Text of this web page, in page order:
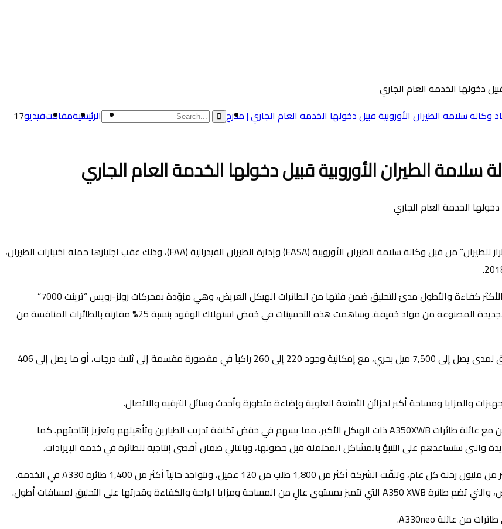
الرئيسيةمقالاتفيديو17
أعلنت شركة إيرباص عن حصول طائرتها A330-800 على شهادة “صلاحية الطراز للطيران” من قبل وكالة سلامة الطيران الأوروبية (EASA) وإدارة الطيران الفيدرالية (FAA)، وذلك عقب اجتيازها حملة اختبارات الطيران،
وتعد طائرة A330-800 من الجيل الجديد من عائلة طائرات A330neo، وتعتبر الأكثر كفاءة والأطول مدىً للتحليق ضمن فئتها من الطائرات الهيكل العريض، وهي مزوّدة بمحركات رولز-رويس “ترينت 7000”
الجديدة، وجناح جديد محسّن بتكنولوجيا ثلاثية الأبعاد، وجنيحات “شاركليتس” الجديدة المصنوعة من مواد خفيفة. وساهمت هذه التحسينات في خفض استهلاك الوقود بنسبة 25% مقارنة بالطائرات المنافسة من
ونالت الطائرة اعتماداً مبدئياً مع وزن أقصى للإقلاع يبلغ 242 طن وقدرة تحليق لمدى يصل إلى 7,500 ميل بحري، مع إمكانية وجود 220 إلى 260 راكباً في مقصورة مقسمة إلى ثلاث درجات، أو ما يصل إلى 406
من الناحية التشغيلية، تتوافق عائلة طائرات A330neo من حيث تصنيف الطيارين مع عائلة طائرات A350XWB ذات الهيكل الأكبر، مما يسهم في خفض تكلفة تدريب الطيارين وتأهيلهم وتعزيز إنتاجيتهم. كما
والتي ستساعدهم على التنبؤ بالمشاكل المحتملة قبل حصولها، وبالتالي ضمان أقصى إنتاجية للطائرة في خدمة الإيرادات.
وتُعتبر A330 من أكثر الطرازات شعبيةً بين الطائرات عريضة الهيكل، وتسيّر أكثر من مليون رحلة كل عام، وتلقّت الشركة أكثر من 1,800 طلب من 120 عميل، وتتواجد حالياً أكثر من 1,400 طائرة A330 في الخدمة.